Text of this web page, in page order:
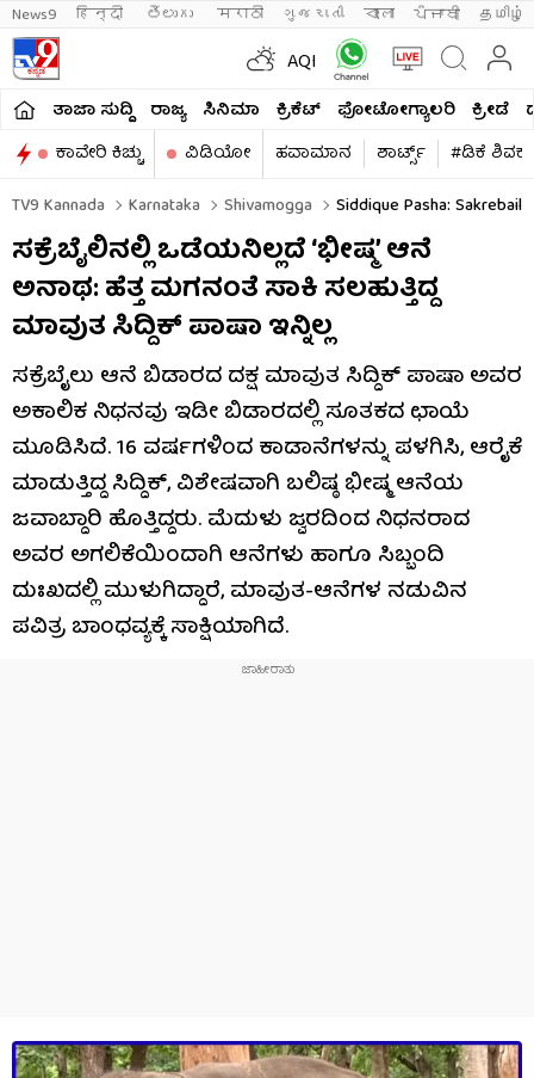
News9 हिन्दी తెలుగు मराठी ગુજરાતી বাংলা ਪੰਜਾਬੀ தமிழ்
AQI
ತಾಜಾ ಸುದ್ದಿ ರಾಜ್ಯ ಸಿನಿಮಾ ಕ್ರಿಕೆಟ್​ ಫೋಟೋಗ್ಯಾಲರಿ ಕ್ರೀಡೆ
ಕಾವೇರಿ ಕಿಚ್ಚು
ವಿಡಿಯೋ ಹವಾಮಾನ ಶಾರ್ಟ್ಸ್​
#ಡಿಕೆ
TV9 Kannada
Karnataka Shivamogga Siddique Pasha:
ಸಕ್ರೆಬೈಲಿನಲ್ಲಿ ಒಡೆಯನಿಲ್ಲದೆ ‘ಭೀಷ್ಮ’ ಆನೆ
ಅನಾಥ: ಹೆತ್ತ ಮಗನಂತೆ ಸಾಕಿ ಸಲಹುತ್ತಿದ್ದ
ಮಾವುತ ಸಿದ್ದಿಕ್ ಪಾಷಾ ಇನ್ನಿಲ್ಲ
ಸಕ್ರೆಬೈಲು ಆನೆ ಬಿಡಾರದ ದಕ್ಷ ಮಾವುತ ಸಿದ್ದಿಕ್ ಪಾಷಾ ಅವರ
ಅಕಾಲಿಕ ನಿಧನವು ಇಡೀ ಬಿಡಾರದಲ್ಲಿ ಸೂತಕದ ಛಾಯೆ
ಮೂಡಿಸಿದೆ. 16 ವರ್ಷಗಳಿಂದ ಕಾಡಾನೆಗಳನ್ನು ಪಳಗಿಸಿ, ಆರೈಕೆ
ಮಾಡುತ್ತಿದ್ದ ಸಿದ್ದಿಕ್, ವಿಶೇಷವಾಗಿ ಬಲಿಷ್ಠ ಭೀಷ್ಮ ಆನೆಯ
ಜವಾಬ್ದಾರಿ ಹೊತ್ತಿದ್ದರು. ಮೆದುಳು ಜ್ವರದಿಂದ ನಿಧನರಾದ
ಅವರ ಅಗಲಿಕೆಯಿಂದಾಗಿ ಆನೆಗಳು ಹಾಗೂ ಸಿಬ್ಬಂದಿ
ದುಃಖದಲ್ಲಿ ಮುಳುಗಿದ್ದಾರೆ, ಮಾವುತ-ಆನೆಗಳ ನಡುವಿನ
ಪವಿತ್ರ ಬಾಂಧವ್ಯಕ್ಕೆ ಸಾಕ್ಷಿಯಾಗಿದೆ.